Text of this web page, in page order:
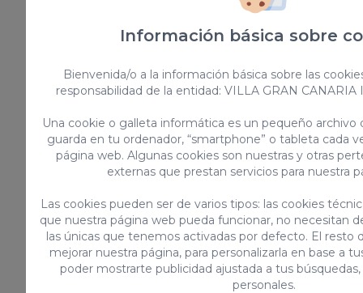
donde se dan cita las cocinas más
populares del mundo.
En definitiva, si vas a pasar unos días en
Gran Canaria y quieres disfrutar delmejor
visitarHolidayworld Maspalomasy
disfrutar de una jornada llena de
emociones y adrenalina en compañía de
familia y amigos.
¿Te gusta este artículo? Compártelo
Información básica sobre
Bienvenida/o a la información básica sobre las
responsabilidad de la entidad: VILLA GRAN CANARIA
Una cookie o galleta informática es un pequeño archivo
guarda en tu ordenador, “smartphone” o tableta cada
página web. Algunas cookies son nuestras y otras
externas que prestan servicios para nuestra
Las cookies pueden ser de varios tipos: las cookies
que nuestra página web pueda funcionar, no necesitan
las únicas que tenemos activadas por defecto. El resto
mejorar nuestra página, para personalizarla en base a
poder mostrarte publicidad ajustada a tus
personales.